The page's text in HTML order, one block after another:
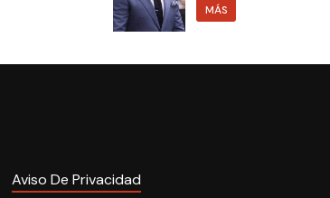
MÁS
Aviso De Privacidad